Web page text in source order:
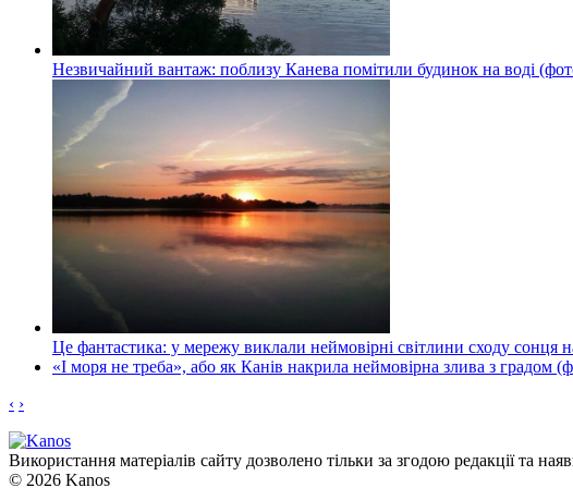
Незвичайний вантаж: поблизу Канева помітили будинок на воді
Це фантастика: у мережу виклали неймовірні світлини сходу сонця
«І моря не треба», або як Канів накрила неймовірна злива з градом
‹ ›
Використання матеріалів сайту дозволено тільки за згодою редакції та
© 2026 Kanos